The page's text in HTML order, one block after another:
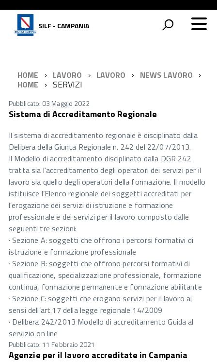
SILF - CAMPANIA
HOME LAVORO LAVORO
NEWS LAVORO
HOME
SERVIZI
Pubblicato: 03 Maggio 2022
Sistema di Accreditamento Regionale
Il sistema di accreditamento regionale è disciplinato dalla
Delibera della Giunta Regionale n. 242 del 22/07/2013.
Il Modello di accreditamento disciplinato dalla DGR 242
tratta sia l'accreditamento degli operatori dei servizi per il
lavoro sia quello degli operatori della formazione. Il modello
istituisce l’Elenco regionale dei soggetti accreditati per
l’erogazione dei servizi di istruzione e formazione
professionale e dei servizi per il lavoro composto dalle
seguenti tre sezioni:
· Sezione A: soggetti che offrono i percorsi formativi di
istruzione e formazione professionale
· Sezione B: soggetti che offrono percorsi formativi di
qualificazione, specializzazione professionale, formazione
continua, formazione permanente e formazione abilitante
· Sezione C: soggetti che erogano servizi per il lavoro ai
sensi dell’art.17 della legge regionale 14/2009
· Delibera 242/2013 Modello di accreditamento Guida al
servizio on line
Pubblicato: 11 Febbraio 2021
Agenzie per il lavoro accreditate in Campania